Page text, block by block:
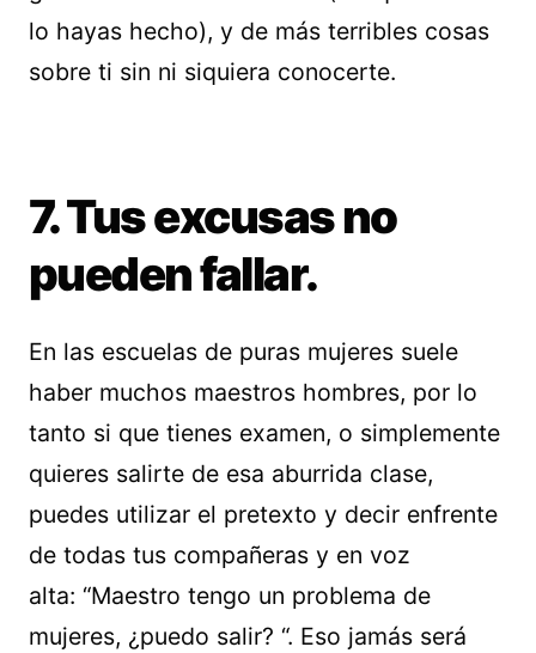
lo hayas hecho), y de más terribles cosas
sobre ti sin ni siquiera conocerte.
7. Tus excusas no
pueden fallar.
En las escuelas de puras mujeres suele
haber muchos maestros hombres, por lo
tanto si que tienes examen, o simplemente
quieres salirte de esa aburrida clase,
puedes utilizar el pretexto y decir enfrente
de todas tus compañeras y en voz
alta: “Maestro tengo un problema de
mujeres, ¿puedo salir? “. Eso jamás será